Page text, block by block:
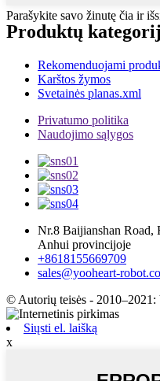
Parašykite savo žinutę čia ir
Produktų
Rekomenduojami
Karštos žymos
Svetainės planas.xml
Privatumo politika
Naudojimo sąlygos
Nr.8 Baijianshan Road,
Anhui provincijoje
+8618155669709
sales@yooheart-
© Autorių teisės - 2010–2021:
Siųsti el. laišką
x